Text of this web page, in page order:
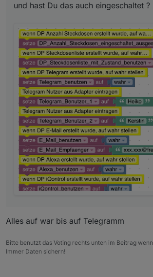
und hast Du das auch eingeschaltet ?
Alles auf war bis auf Telegramm
Bitte benutzt das Voting rechts unten im Beitrag
Immer Daten sichern!